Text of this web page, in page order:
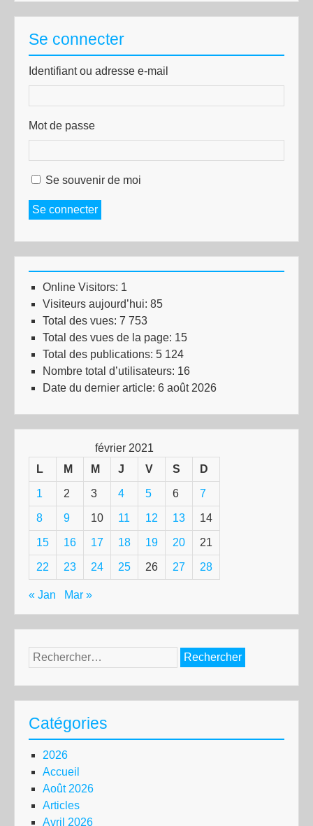
Se connecter
Identifiant ou adresse e-mail
Mot de passe
Se souvenir de moi
Se connecter
Online Visitors: 1
Visiteurs aujourd’hui: 85
Total des vues: 7 753
Total des vues de la page: 15
Total des publications: 5 124
Nombre total d’utilisateurs: 16
Date du dernier article: 6 août 2026
février 2021
L
M M J V S D
1 2 3 4 5 6 7
8 9 10 11 12 13 14
15 16 17 18 19 20 21
22 23 24 25 26 27 28
« Jan Mar »
Rechercher :
Catégories
2026
Accueil
Août 2026
Articles
Avril 2026